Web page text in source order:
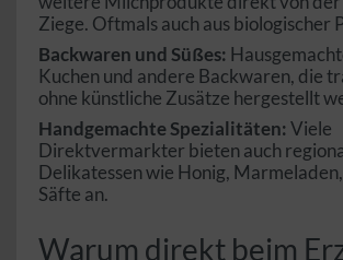
Ziege. Oftmals auch aus biologischer
Backwaren und Süßes:
Kuchen und andere Backwaren, die
ohne künstliche Zusätze hergestellt
Handgemachte Spezialitäten:Viele
Direktvermarkter bieten auch
Delikatessen wie Honig, Marmeladen,
Säfte an.
Warum direkt beim